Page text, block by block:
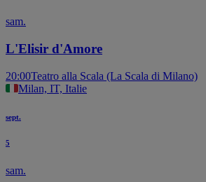
sam.
L'Elisir d'Amore
20:00Teatro alla Scala (La Scala di Milano)
Milan, IT, Italie
sept.
5
sam.